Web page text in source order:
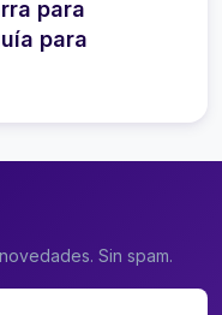
para
para
Sin spam.